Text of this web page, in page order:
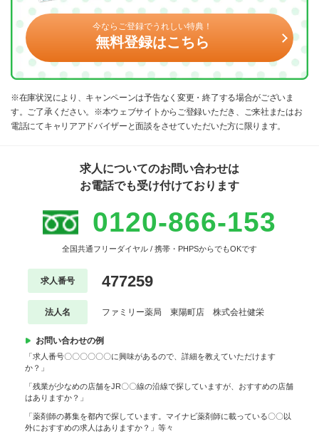
今ならご登録でうれしい特典！
無料登録はこちら
※在庫状況により、キャンペーンは予告なく変更・終了する場合がございま
す。ご了承ください。※本ウェブサイトからご登録いただき、ご来社またはお
電話にてキャリアアドバイザーと面談をさせていただいた方に限ります。
求人についてのお問い合わせは
お電話でも受け付けております
0120-866-153
全国共通フリーダイヤル / 携帯・PHPSからでもOKです
求人番号 477259
法人名 ファミリー薬局 東陽町店 株式会社健栄
お問い合わせの例
「求人番号〇〇〇〇〇〇に興味があるので、詳細を教えていただけます
か？」
「残業が少なめの店舗をJR〇〇線の沿線で探していますが、おすすめの店舗
はありますか？」
「薬剤師の募集を都内で探しています。マイナビ薬剤師に載っている〇〇以
外におすすめの求人はありますか？」等々